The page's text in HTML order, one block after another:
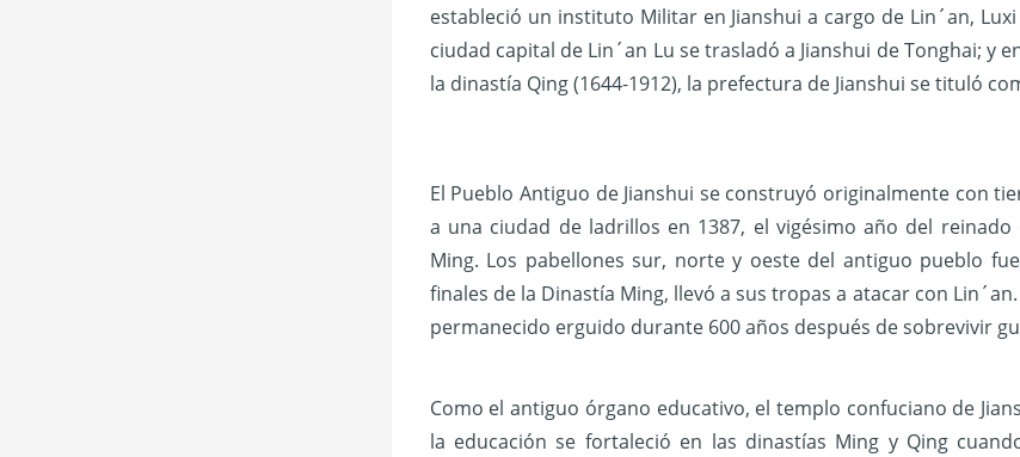
estableció un instituto Militar en Jianshui a cargo de Lin´an,
ciudad capital de Lin´an Lu se trasladó a Jianshui de Tonghai; y
la dinastía Qing (1644-1912), la prefectura de Jianshui se tituló
El PuebloAntiguo de Jianshui se construyó originalmente con
a una ciudad de ladrillos en 1387, el vigésimo año del
Ming. Los pabellones sur, norte y oeste del antiguo pueblo
finales de la Dinastía Ming, llevó a sus tropas a atacar con
permanecido erguido durante 600 años después de sobrevivir
Como el antiguo órgano educativo, el templo confuciano de
la educación se fortaleció en las dinastías Ming y Qing